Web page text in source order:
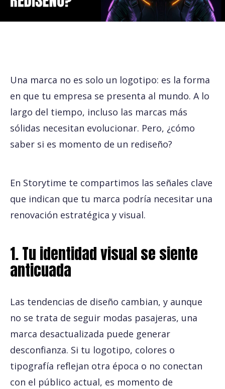
Una marca no es solo un logotipo: es la forma
en que tu empresa se presenta al mundo. A lo
largo del tiempo, incluso las marcas más
sólidas necesitan evolucionar. Pero, ¿cómo
saber si es momento de un rediseño?
En Storytime te compartimos las señales clave
que indican que tu marca podría necesitar una
renovación estratégica y visual.
1. Tu identidad visual se siente
anticuada
Las tendencias de diseño cambian, y aunque
no se trata de seguir modas pasajeras, una
marca desactualizada puede generar
desconfianza. Si tu logotipo, colores o
tipografía reflejan otra época o no conectan
con el público actual, es momento de